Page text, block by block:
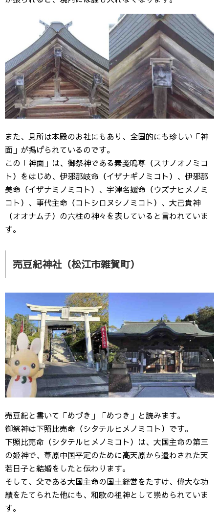
また、見所は本殿のお社にもあり、全国的にも珍しい「神
面」が掲げられているのです。
この「神面」は、御祭神である素戔嗚尊（スサノオノミコ
ト）をはじめ、伊邪那岐命（イザナギノミコト）、伊邪那
美命（イザナミノミコト）、宇津名媛命（ウズナヒメノミ
コト）、事代主命（コトシロヌシノミコト）、大己貴神
（オオナムチ）の六柱の神々を表していると言われていま
す。
売豆紀神社（松江市雑賀町）
売豆紀と書いて「めづき」「めつき」と読みます。
御祭神は下照比売命（シタテルヒメノミコト）です。
下照比売命（シタテルヒメノミコト）は、大国主命の第三
の姫神で、葦原中国平定のために高天原から遣わされた天
若日子と結婚をしたと伝わります。
そして、父である大国主命の国土経営をたすけ、偉大な功
績をたてられた他にも、和歌の祖神として崇められていま
す。